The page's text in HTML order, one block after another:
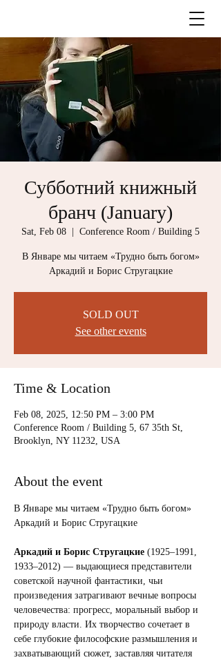
Субботний книжный
бранч (January)
Sat, Feb 08 Conference Room / Building 5
В Январе мы читаем «Трудно быть богом»
Аркадий и Борис Стругацкие
SOLD OUT
See other events
Time & Location
Feb 08, 2025, 12:50 PM – 3:00 PM
Conference Room / Building 5, 67 35th St,
Brooklyn, NY 11232, USA
About the event
В Январе мы читаем «Трудно быть богом»
Аркадий и Борис Стругацкие
Аркадий и Борис Стругацкие (1925–1991,
1933–2012) — выдающиеся представители
советской научной фантастики, чьи
произведения затрагивают вечные вопросы
человечества: прогресс, моральный выбор и
природу власти. Их творчество сочетает в
себе глубокие философские размышления и
захватывающий сюжет, заставляя читателя